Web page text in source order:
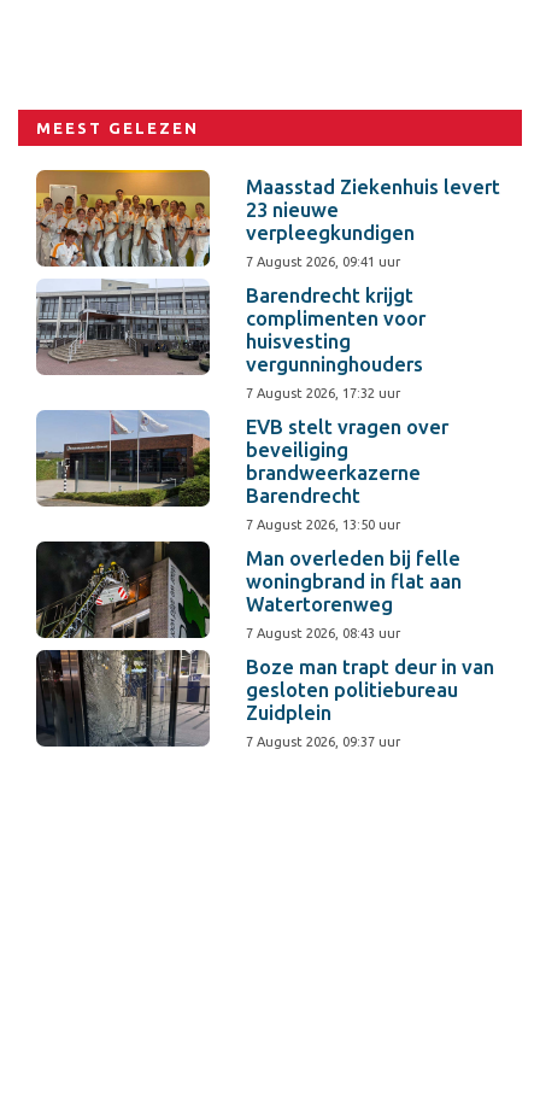
MEEST GELEZEN
Maasstad Ziekenhuis levert
23 nieuwe
verpleegkundigen
7 August 2026, 09:41 uur
Barendrecht krijgt
complimenten voor
huisvesting
vergunninghouders
7 August 2026, 17:32 uur
EVB stelt vragen over
beveiliging
brandweerkazerne
Barendrecht
7 August 2026, 13:50 uur
Man overleden bij felle
woningbrand in flat aan
Watertorenweg
7 August 2026, 08:43 uur
Boze man trapt deur in van
gesloten politiebureau
Zuidplein
7 August 2026, 09:37 uur